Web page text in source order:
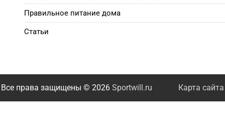
Правильное питание дома
Статьи
Все права защищены © 2026 Sportwill.ru Карта сайта